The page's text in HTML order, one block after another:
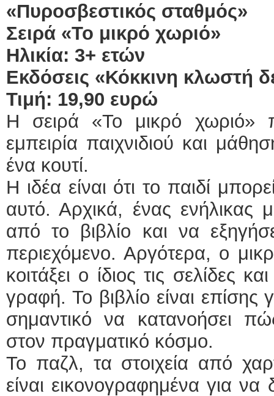
«Πυροσβεστικός σταθμός»
Σειρά «Το μικρό χωριό»
Ηλικία: 3+ ετών
Εκδόσεις «Κόκκινη κλωστή
Τιμή: 19,90 ευρώ
Η σειρά «To μικρό χωριό»
εμπειρία παιχνιδιού και
ένα κουτί.
Η ιδέα είναι ότι το παιδί
αυτό. Αρχικά, ένας ενήλικας
από το βιβλίο και να
περιεχόμενο. Αργότερα, ο
κοιτάξει ο ίδιος τις σελίδες
γραφή. Το βιβλίο είναι επίσης
σημαντικό να κατανοήσει
στον πραγματικό κόσμο.
Το παζλ, τα στοιχεία από
είναι εικονογραφημένα για να